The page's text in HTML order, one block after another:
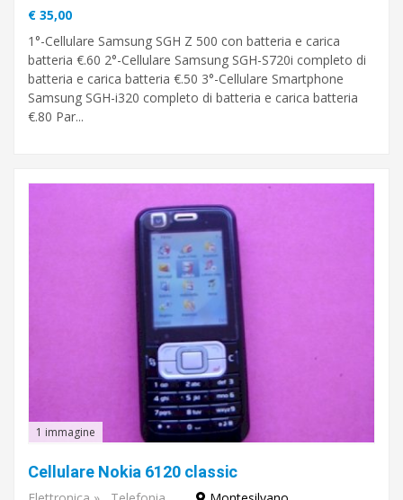
Montesilvano
Pescara
€ 35,00
1°-Cellulare Samsung SGH Z 500 con batteria e carica
batteria €.60 2°-Cellulare Samsung SGH-S720i completo di
batteria e carica batteria €.50 3°-Cellulare Smartphone
Samsung SGH-i320 completo di batteria e carica batteria
€.80 Par...
1 immagine
Cellulare Nokia 6120 classic